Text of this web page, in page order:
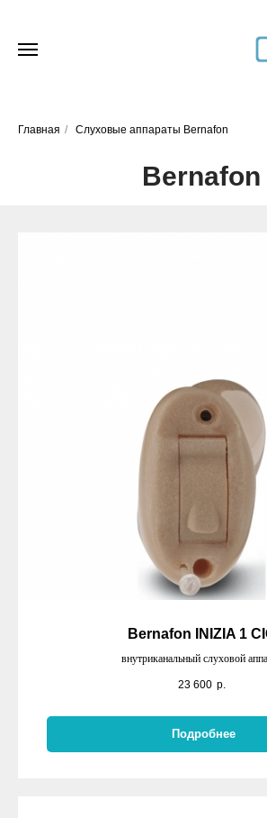
Главная / Слуховые аппараты Bernafon
Bernafon
Bernafon INIZIA 1
внутриканальный слуховой
23 600 р.
Подробнее